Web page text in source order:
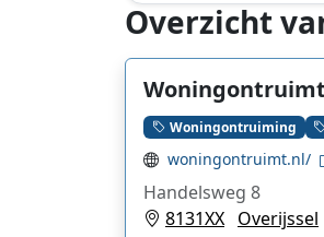
Overzicht
Woningontruimt
Woningontruiming
woningontruimt.nl/
Handelsweg 8
8131XX Overijssel